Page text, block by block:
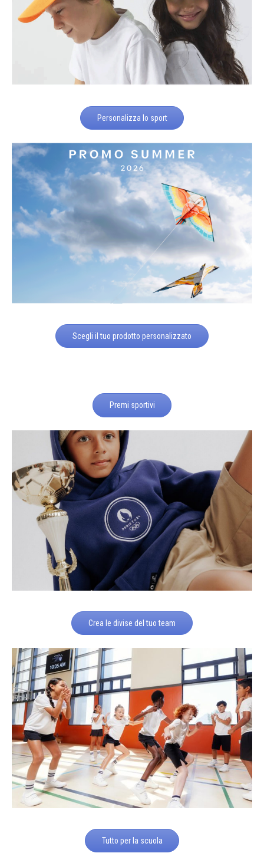
Personalizza lo sport
Scegli il tuo prodotto personalizzato
Premi sportivi
Crea le divise del tuo team
Tutto per la scuola